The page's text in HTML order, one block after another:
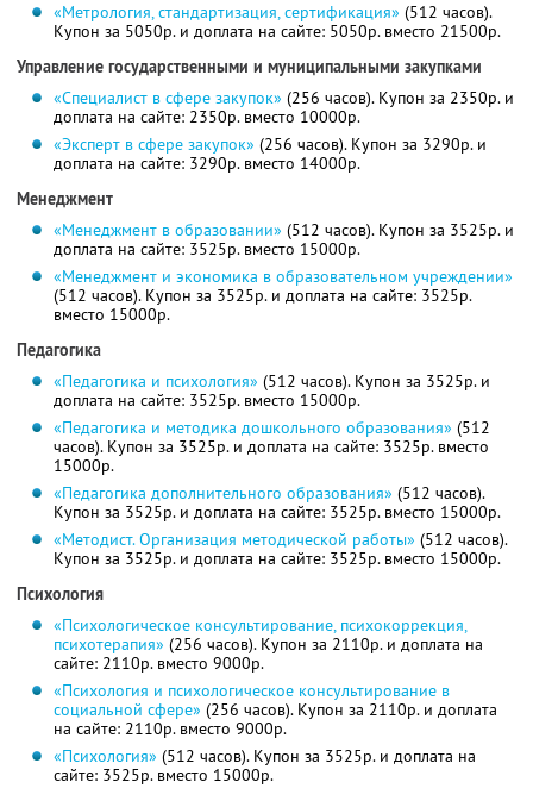
«Метрология, стандартизация, сертификация» (512 часов).
Купон за 5050р. и доплата на сайте: 5050р. вместо 21500р.
Управление государственными и муниципальными закупками
«Специалист в сфере закупок» (256 часов). Купон за 2350р. и
доплата на сайте: 2350р. вместо 10000р.
«Эксперт в сфере закупок» (256 часов). Купон за 3290р. и
доплата на сайте: 3290р. вместо 14000р.
Менеджмент
«Менеджмент в образовании» (512 часов). Купон за 3525р. и
доплата на сайте: 3525р. вместо 15000р.
«Менеджмент и экономика в образовательном учреждении»
(512 часов). Купон за 3525р. и доплата на сайте: 3525р.
вместо 15000р.
Педагогика
«Педагогика и психология» (512 часов). Купон за 3525р. и
доплата на сайте: 3525р. вместо 15000р.
«Педагогика и методика дошкольного образования» (512
часов). Купон за 3525р. и доплата на сайте: 3525р. вместо
15000р.
«Педагогика дополнительного образования» (512 часов).
Купон за 3525р. и доплата на сайте: 3525р. вместо 15000р.
«Методист. Организация методической работы» (512 часов).
Купон за 3525р. и доплата на сайте: 3525р. вместо 15000р.
Психология
«Психологическое консультирование, психокоррекция,
психотерапия» (256 часов). Купон за 2110р. и доплата на
сайте: 2110р. вместо 9000р.
«Психология и психологическое консультирование в
социальной сфере» (256 часов). Купон за 2110р. и доплата
на сайте: 2110р. вместо 9000р.
«Психология» (512 часов). Купон за 3525р. и доплата на
сайте: 3525р. вместо 15000р.